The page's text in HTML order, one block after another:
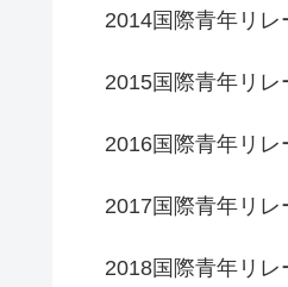
2014国際青年リレ
2015国際青年リレ
2016国際青年リレ
2017国際青年リレ
2018国際青年リレ